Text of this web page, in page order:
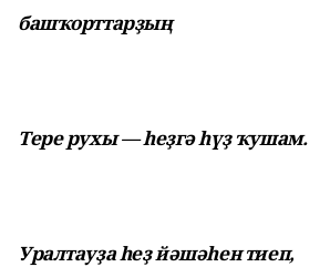
башҡорттарҙың
Тере рухы — һеҙгә һүҙ ҡушам.
Уралтауҙа һеҙ йәшәһен тиеп,